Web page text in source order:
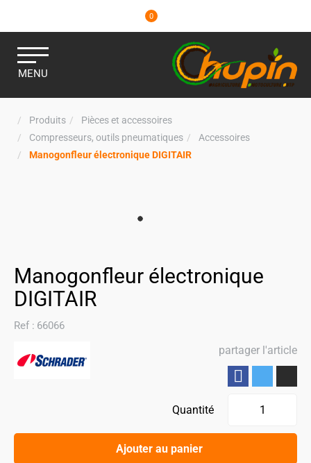
0
MENU
Produits
Pièces et accessoires
Compresseurs, outils pneumatiques
Accessoires
Manogonfleur électronique DIGITAIR
Manogonfleur électronique
DIGITAIR
Ref : 66066
partager l'article
Quantité
Ajouter au panier